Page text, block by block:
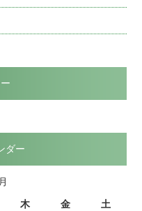
ダー
木 金 土